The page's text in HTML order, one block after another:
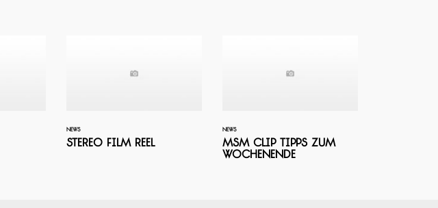
NEWS
Stereo Film Reel
NEWS
MSM Clip Tipps zum
Wochenende